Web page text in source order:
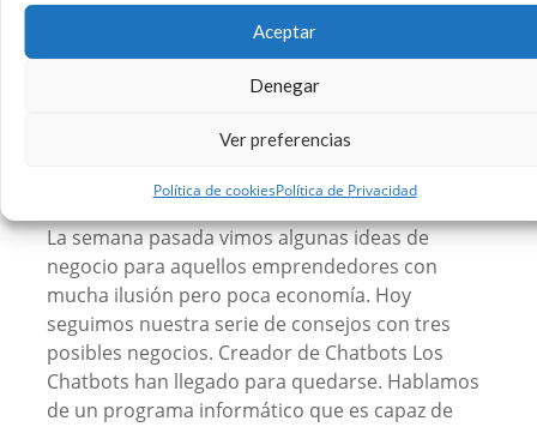
Aceptar
Denegar
Ver preferencias
Política de cookiesPolítica de Privacidad
La semana pasada vimos algunas ideas de
negocio para aquellos emprendedores con
mucha ilusión pero poca economía. Hoy
seguimos nuestra serie de consejos con tres
posibles negocios. Creador de Chatbots Los
Chatbots han llegado para quedarse. Hablamos
de un programa informático que es capaz de